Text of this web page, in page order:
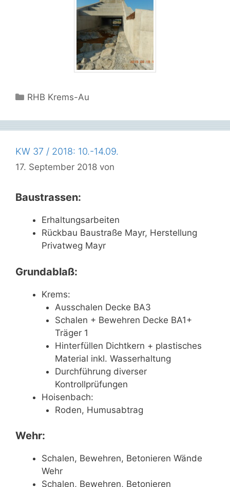
Kategorien
RHB Krems-Au
KW 37 / 2018: 10.-14.09.
17. September 2018 von
Baustrassen:
Erhaltungsarbeiten
Rückbau Baustraße Mayr, Herstellung
Privatweg Mayr
Grundablaß:
Krems:
Ausschalen Decke BA3
Schalen + Bewehren Decke BA1+
Träger 1
Hinterfüllen Dichtkern + plastisches
Material inkl. Wasserhaltung
Durchführung diverser
Kontrollprüfungen
Hoisenbach:
Roden, Humusabtrag
Wehr:
Schalen, Bewehren, Betonieren Wände
Wehr
Schalen, Bewehren, Betonieren